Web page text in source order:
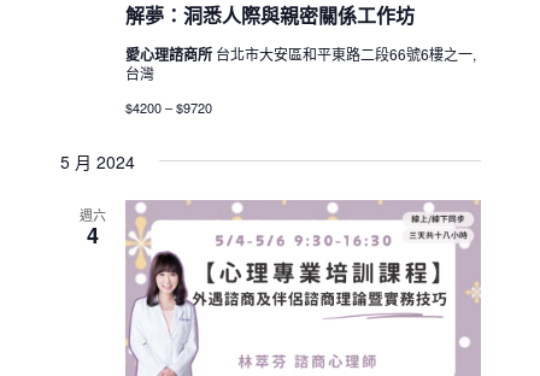
解夢：洞悉人際與親密關係工作坊
愛心理諮商所 台北市大安區和平東路二段66號6樓之一,
台灣
$4200 – $9720
5 月 2024
週六
4